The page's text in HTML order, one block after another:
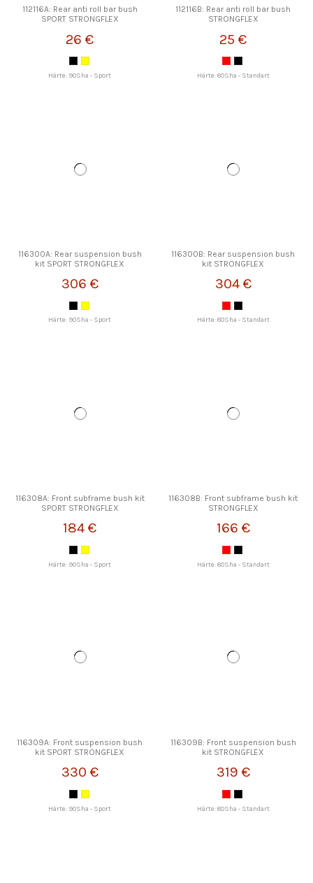
112116A: Rear anti roll bar bush
SPORT STRONGFLEX
26 €
Härte: 90Sha - Sport
112116B: Rear anti roll bar bush
STRONGFLEX
25 €
Härte: 80Sha - Standart
116300A: Rear suspension bush
kit SPORT STRONGFLEX
306 €
Härte: 90Sha - Sport
116300B: Rear suspension bush
kit STRONGFLEX
304 €
Härte: 80Sha - Standart
116308A: Front subframe bush kit
SPORT STRONGFLEX
184 €
Härte: 90Sha - Sport
116308B: Front subframe bush kit
STRONGFLEX
166 €
Härte: 80Sha - Standart
116309A: Front suspension bush
kit SPORT STRONGFLEX
330 €
Härte: 90Sha - Sport
116309B: Front suspension bush
kit STRONGFLEX
319 €
Härte: 80Sha - Standart